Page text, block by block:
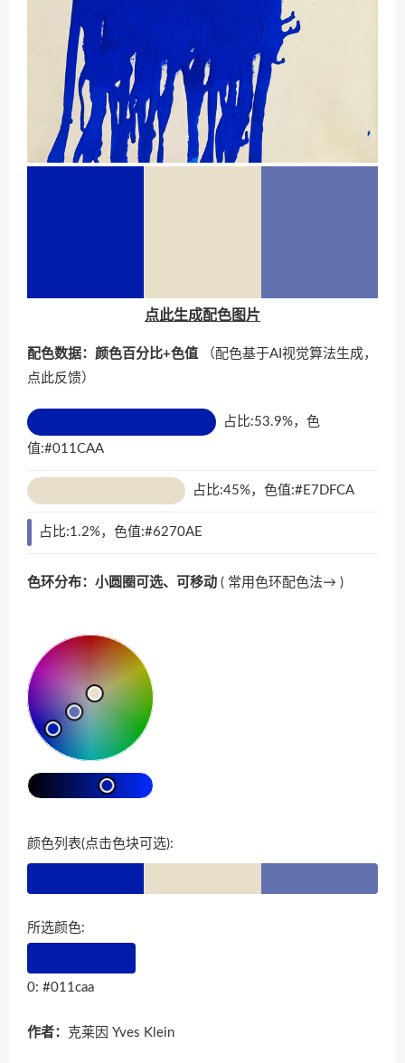
点此生成配色图片
配色数据：颜色百分比+色值 （配色基于AI视觉算法生成，
点此反馈）
占比:53.9%，色
值:#011CAA
占比:45%，色值:#E7DFCA
占比:1.2%，色值:#6270AE
色环分布：小圆圈可选、可移动 ( 常用色环配色法→ )
颜色列表(点击色块可选):
所选颜色:
0: #011caa
作者： 克莱因 Yves Klein